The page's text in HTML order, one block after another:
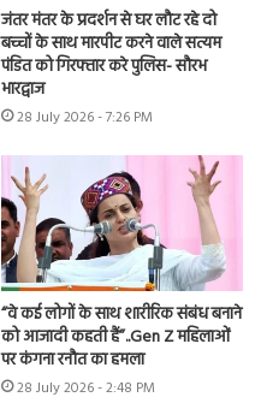
जंतर मंतर के प्रदर्शन से घर लौट रहे दो
बच्चों के साथ मारपीट करने वाले सत्यम
पंडित को गिरफ्तार करे पुलिस- सौरभ
भारद्वाज
28 July 2026 - 7:26 PM
“वे कई लोगों के साथ शारीरिक संबंध बनाने
को आजादी कहती हैं”..Gen Z महिलाओं
पर कंगना रनौत का हमला
28 July 2026 - 2:48 PM